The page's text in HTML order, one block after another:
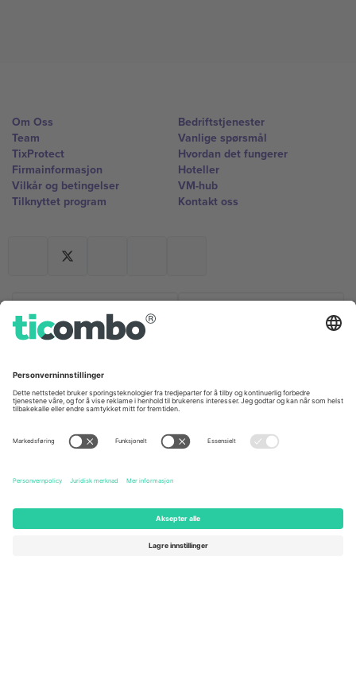
Om Oss
Team
TixProtect
Firmainformasjon
Vilkår og betingelser
Tilknyttet program
Bedriftstjenester
Vanlige spørsmål
Hvordan det fungerer
Hoteller
VM-hub
Kontakt oss
Germany
Berlin, Germany
United Kingdom
London, EC1V 1AW, United
Kingdom
United States
131 Continental Dr, Suite 305,
Newark, Delaware 19713, United
Dorfstrasse 52a, 6390
Engelberg, Switzerland